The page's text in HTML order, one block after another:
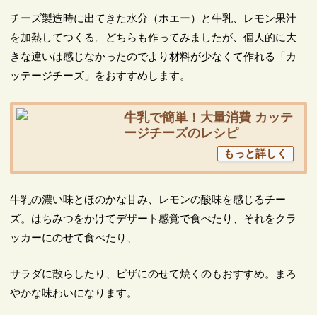
チーズ製造時に出てきた水分（ホエー）と牛乳、レモン果汁
を加熱してつくる。どちらも作ってみましたが、個人的に大
きな違いは感じなかったのでより材料が少なくて作れる「カ
ッテージチーズ」をおすすめします。
牛乳で簡単！大量消費 カッテ
ージチーズのレシピ
もっと詳しく
牛乳の濃い味とほのかな甘み、レモンの酸味を感じるチー
ズ。はちみつをかけてデザート感覚で食べたり、それをクラ
ッカーにのせて食べたり、
サラダに散らしたり、ピザにのせて焼くのもおすすめ。まろ
やかな味わいになります。